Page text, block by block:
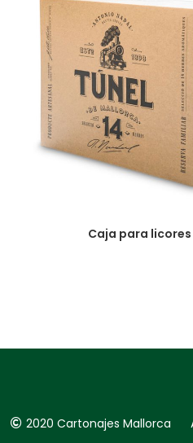
Caja para licores
2020 Cartonajes